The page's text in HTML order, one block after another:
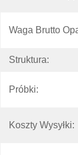
Waga Brutto
Struktura:
Próbki:
Koszty Wysyłki: